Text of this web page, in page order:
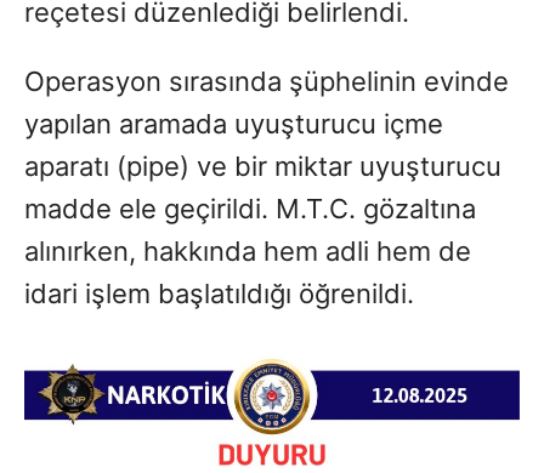
reçetesi düzenlediği belirlendi.
Operasyon sırasında şüphelinin evinde
yapılan aramada uyuşturucu içme
aparatı (pipe) ve bir miktar uyuşturucu
madde ele geçirildi. M.T.C. gözaltına
alınırken, hakkında hem adli hem de
idari işlem başlatıldığı öğrenildi.